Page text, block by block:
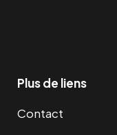
Plus de liens
Contact